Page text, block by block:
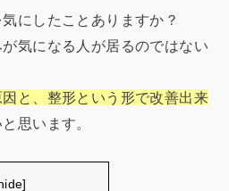
にしたことありますか？
気になる人が居るのではない
と、整形という形で改善出来
思います。
]